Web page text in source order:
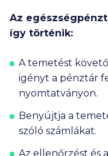
Az
így történik:
A temetést
igényt a pénztár
nyomtatványon.
Benyújtja a
szóló számlákat.
Az ellenőrzést és